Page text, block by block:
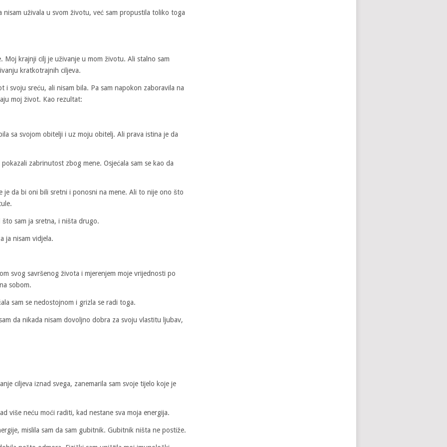
nisam uživala u svom životu, već sam propustila toliko toga
Moj krajnji cilj je uživanje u mom životu. Ali stalno sam
kratkotrajnih ciljeva.
i svoju sreću, ali nisam bila. Pa sam napokon zaboravila na
moj život. Kao rezultat:
sa svojom obitelji i uz moju obitelj. Ali prava istina je da
zabrinutost zbog mene. Osjećala sam se kao da
je da bi oni bili sretni i ponosni na mene. Ali to nije ono što
sam ja sretna, i ništa drugo.
ja nisam vidjela.
svog savršenog života i mjerenjem moje vrijednosti po
sobom.
sam se nedostojnom i grizla se radi toga.
da nikada nisam dovoljno dobra za svoju vlastitu ljubav,
ciljeva iznad svega, zanemarila sam svoje tijelo koje je
više neću moći raditi, kad nestane sva moja energija.
mislila sam da sam gubitnik. Gubitnik ništa ne postiže.